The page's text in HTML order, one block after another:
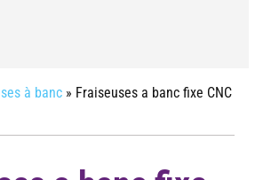
à banc » Fraiseuses a banc fixe CNC